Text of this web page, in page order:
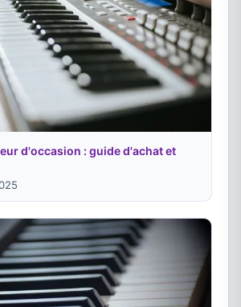
d'occasion : guide d'achat et